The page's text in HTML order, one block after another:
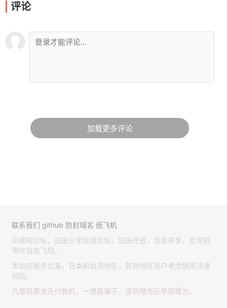
评论
加载更多评论
联系我们 github 防封域名 纸飞机
凤楼阁论坛，自由分享信息论坛，自由开放，信息共享，老司机
带你自由飞翔。
本站仅服务北美，日本和台湾地区，其他地区用户考虑使用法律
风险。
凡是现要求先付款的，一律是骗子，请到曝光区举报曝光。